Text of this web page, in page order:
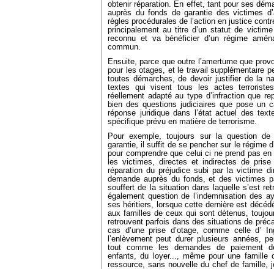
obtenir réparation. En effet, tant pour ses
auprès du fonds de garantie des victimes
règles procédurales de l’action en justice
principalement au titre d’un statut de
reconnu et va bénéficier d’un régime
commun.
Ensuite, parce que outre l’amertume que
pour les otages, et le travail supplémentaire
toutes démarches, de devoir justifier de la
textes qui visent tous les actes
réellement adapté au type d’infraction que
bien des questions judiciaires que pose un
réponse juridique dans l’état actuel des
spécifique prévu en matière de terrorisme.
Pour exemple, toujours sur la question
garantie, il suffit de se pencher sur le régime
pour comprendre que celui ci ne prend pas
les victimes, directes et indirectes de
réparation du préjudice subi par la victime
demande auprès du fonds, et des victimes
souffert de la situation dans laquelle s’est
également question de l’indemnisation des
ses héritiers, lorsque cette dernière est
aux familles de ceux qui sont détenus,
retrouvent parfois dans des situations de
cas d’une prise d’otage, comme celle d’
l’enlèvement peut durer plusieurs années,
tout comme les demandes de paiement
enfants, du loyer..., même pour une famille
ressource, sans nouvelle du chef de famille,